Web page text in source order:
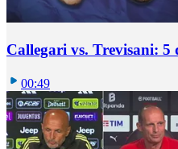
Callegari vs. Trevisani: 5
00:49